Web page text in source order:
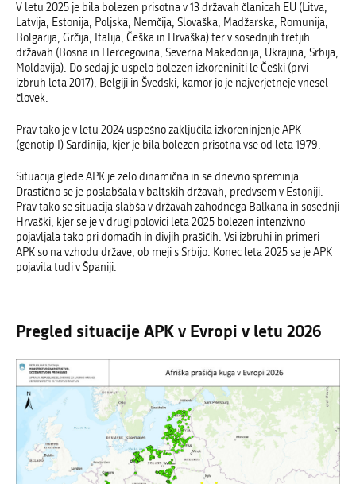
V letu 2025 je bila bolezen prisotna v 13 državah članicah EU (Litva,
Latvija, Estonija, Poljska, Nemčija, Slovaška, Madžarska, Romunija,
Bolgarija, Grčija, Italija, Češka in Hrvaška) ter v sosednjih tretjih
državah (Bosna in Hercegovina, Severna Makedonija, Ukrajina, Srbija,
Moldavija). Do sedaj je uspelo bolezen izkoreniniti le Češki (prvi
izbruh leta 2017), Belgiji in Švedski, kamor jo je najverjetneje vnesel
človek.
Prav tako je v letu 2024 uspešno zaključila izkoreninjenje APK
(genotip I) Sardinija, kjer je bila bolezen prisotna vse od leta 1979.
Situacija glede APK je zelo dinamična in se dnevno spreminja.
Drastično se je poslabšalav baltskih državah, predvsem v Estoniji.
Prav tako se situacija slabša v državah zahodnega Balkana in sosednji
Hrvaški, kjer se je v drugi polovici leta 2025 bolezen intenzivno
pojavljala tako pri domačih in divjih prašičih. Vsi izbruhi in primeri
APK so na vzhodu države, ob meji s Srbijo. Konec leta 2025 se je APK
pojavila tudi v Španiji.
Pregled situacije APK v Evropi v letu 2026